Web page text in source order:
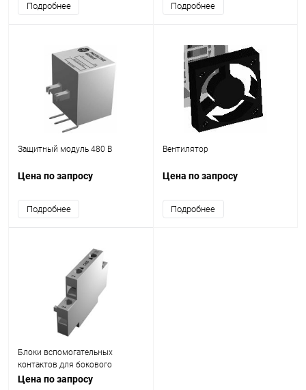
Подробнее Подробнее
Защитный модуль 480 В
Цена по запросу
Подробнее
Вентилятор
Цена по запросу
Подробнее
Блоки вспомогательных
контактов для бокового
монтажа с последовательным
Цена по запросу